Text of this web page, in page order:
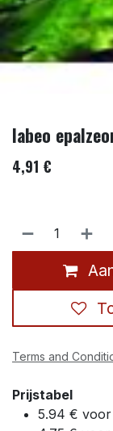
labeo
4,91 €
Terms and
Prijstabel
5.94 € voor